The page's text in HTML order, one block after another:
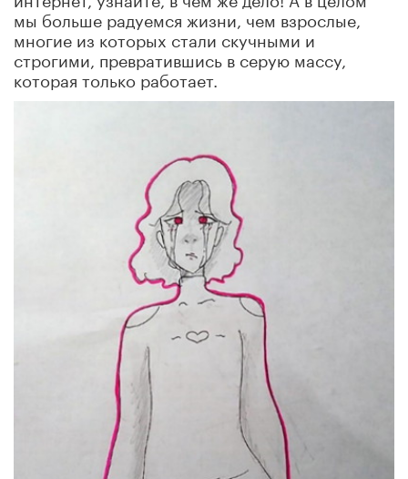
мы больше радуемся жизни, чем взрослые,
многие из которых стали скучными и
строгими, превратившись в серую массу,
которая только работает.